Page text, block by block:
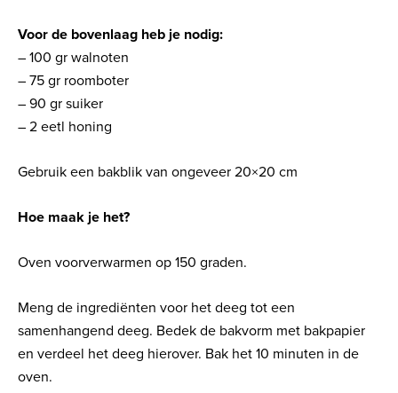
Voor de bovenlaag heb je nodig:
– 100 gr walnoten
– 75 gr roomboter
– 90 gr suiker
– 2 eetl honing
Gebruik een bakblik van ongeveer 20×20 cm
Hoe maak je het?
Oven voorverwarmen op 150 graden.
Meng de ingrediënten voor het deeg tot een
samenhangend deeg. Bedek de bakvorm met bakpapier
en verdeel het deeg hierover. Bak het 10 minuten in de
oven.